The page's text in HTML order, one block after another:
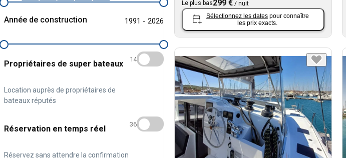
Année de construction 1991 - 2026
Propriétaires de super bateaux
Location auprès de propriétaires de
bateaux réputés
14
Réservation en temps réel
Réservez sans attendre la confirmation
36
Le plus bas299 € / nuit
Sélectionnez les dates pour connaître
les prix exacts.